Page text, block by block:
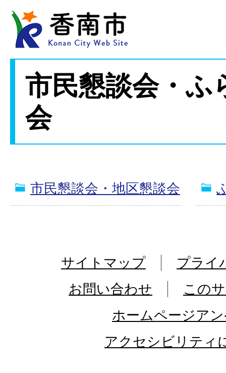
市民懇談会・ふ
会
市民懇談会・地区懇談会
サイトマップ
プライ
お問い合わせ
この
ホームページア
アクセシビリティ